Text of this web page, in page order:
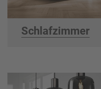
Schlafzimmer